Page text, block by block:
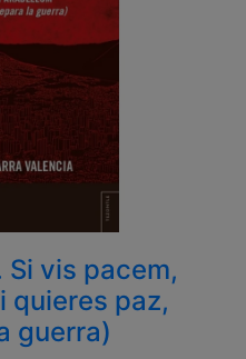
vis pacem,
quieres paz,
guerra)